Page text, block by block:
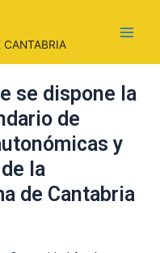
CANTABRIA
se dispone la
de
y
la
de Cantabria